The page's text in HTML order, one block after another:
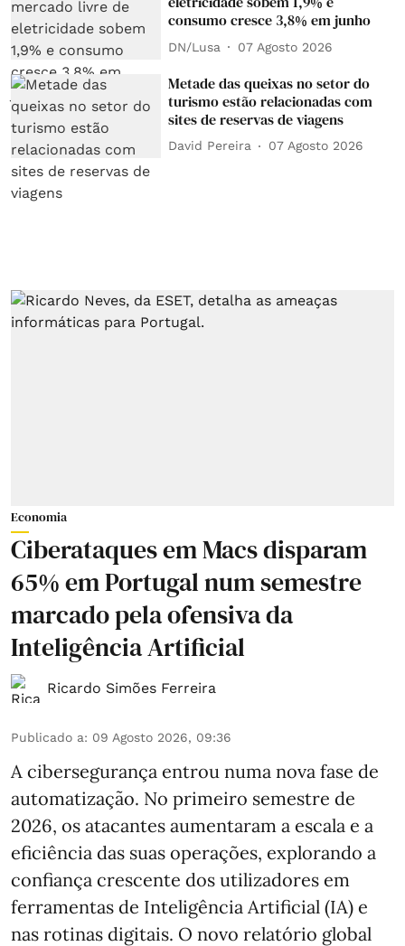
consumo cresce 3,8% em junho
DN/Lusa 07 Agosto 2026
Metade das queixas no setor do
turismo estão relacionadas com
sites de reservas de viagens
David Pereira 07 Agosto 2026
Economia
Ciberataques em Macs disparam
65% em Portugal num semestre
marcado pela ofensiva da
Inteligência Artificial
Ricardo Simões Ferreira
Publicado a: 09 Agosto 2026, 09:36
A cibersegurança entrou numa nova fase de
automatização. No primeiro semestre de
2026, os atacantes aumentaram a escala e a
eficiência das suas operações, explorando a
confiança crescente dos utilizadores em
ferramentas de Inteligência Artificial (IA) e
nas rotinas digitais. O novo relatório global